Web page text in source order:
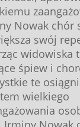
Nowak chór
swój
widowiska
śpiew i
te
wielkiego